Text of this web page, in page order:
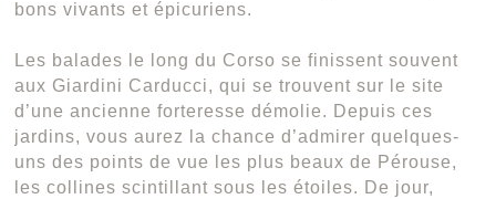
bons vivants et épicuriens.
Les balades le long du Corso se finissent souvent
aux Giardini Carducci, qui se trouvent sur le site
d’une ancienne forteresse démolie. Depuis ces
jardins, vous aurez la chance d’admirer quelques-
uns des points de vue les plus beaux de Pérouse,
les collines scintillant sous les étoiles. De jour,